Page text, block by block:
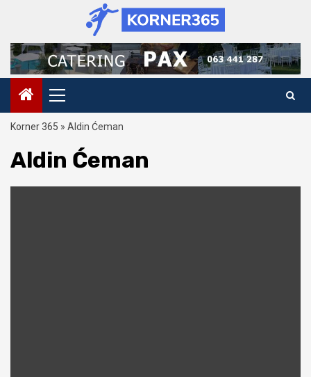
content
Primary
Menu
Korner 365 » Aldin Ćeman
Aldin Ćeman